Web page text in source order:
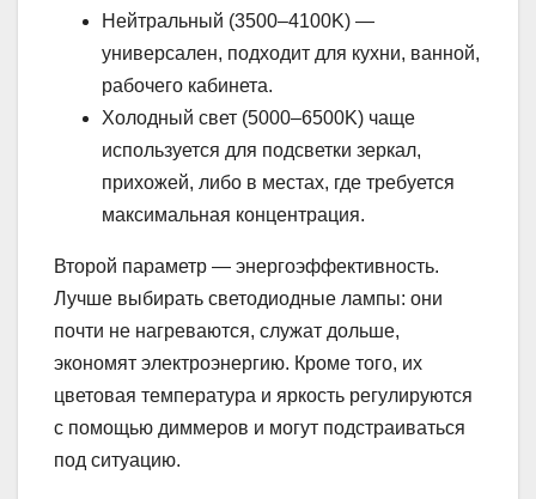
Нейтральный (3500–4100K) —
универсален, подходит для кухни, ванной,
рабочего кабинета.
Холодный свет (5000–6500K) чаще
используется для подсветки зеркал,
прихожей, либо в местах, где требуется
максимальная концентрация.
Второй параметр — энергоэффективность.
Лучше выбирать светодиодные лампы: они
почти не нагреваются, служат дольше,
экономят электроэнергию. Кроме того, их
цветовая температура и яркость регулируются
с помощью диммеров и могут подстраиваться
под ситуацию.